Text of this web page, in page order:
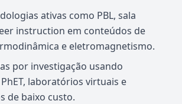
ativas como PBL, sala
instruction em conteúdos de
e eletromagnetismo.
por investigação usando
laboratórios virtuais e
de baixo custo.